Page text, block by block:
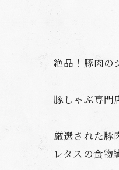
絶品！豚肉の
豚しゃぶ専門
厳選された豚
レタスの食物